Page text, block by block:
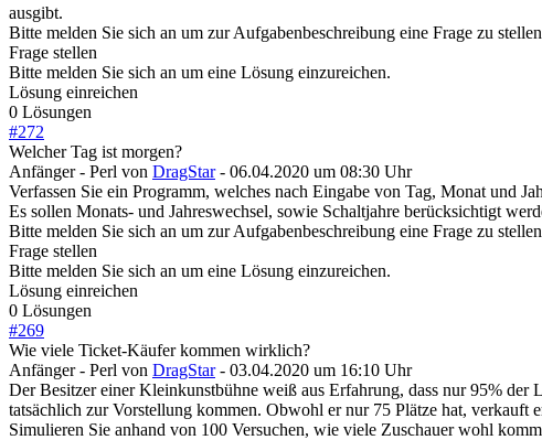
ausgibt.
Bitte melden Sie sich an um zur Aufgabenbeschreibung eine Frage zu
Frage stellen
Bitte melden Sie sich an um eine Lösung einzureichen.
Lösung einreichen
0 Lösungen
#272
Welcher Tag ist morgen?
Anfänger - Perl von DragStar - 06.04.2020 um 08:30 Uhr
Verfassen Sie ein Programm, welches nach Eingabe von Tag, Monat und
Es sollen Monats- und Jahreswechsel, sowie Schaltjahre berücksichtigt
Bitte melden Sie sich an um zur Aufgabenbeschreibung eine Frage zu
Frage stellen
Bitte melden Sie sich an um eine Lösung einzureichen.
Lösung einreichen
0 Lösungen
#269
Wie viele Ticket-Käufer kommen wirklich?
Anfänger - Perl von DragStar - 03.04.2020 um 16:10 Uhr
Der Besitzer einer Kleinkunstbühne weiß aus Erfahrung, dass nur 95% der
tatsächlich zur Vorstellung kommen. Obwohl er nur 75 Plätze hat, verkauft
Simulieren Sie anhand von 100 Versuchen, wie viele Zuschauer wohl